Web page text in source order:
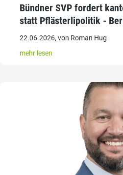
Bündner SVP fordert
statt Pflästerlipolitik -
22.06.2026, von Roman Hug
mehr lesen